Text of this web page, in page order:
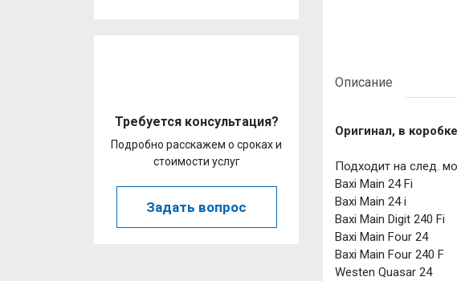
Требуется консультация?
Подробно расскажем о сроках и
стоимости услуг
Задать вопрос
Описание
Оригинал, в коробке
Подходит на след.
Baxi Main 24 Fi
Baxi Main 24 i
Baxi Main Digit 240 Fi
Baxi Main Four 24
Baxi Main Four 240 F
Westen Quasar 24